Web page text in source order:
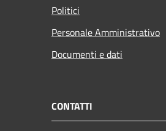
Politici
Personale Amministrativo
Documenti e dati
CONTATTI